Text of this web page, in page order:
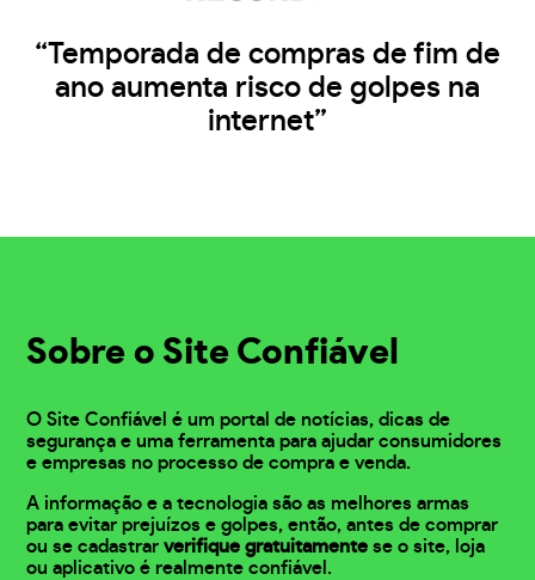
“Temporada de compras de fim de
ano aumenta risco de golpes na
internet”
Sobre o Site Confiável
O Site Confiável é um portal de notícias, dicas de
segurança e uma ferramenta para ajudar consumidores
e empresas no processo de compra e venda.
A informação e a tecnologia são as melhores armas
para evitar prejuízos e golpes, então, antes de comprar
ou se cadastrarverifique gratuitamente se o site, loja
ou aplicativo é realmente confiável.